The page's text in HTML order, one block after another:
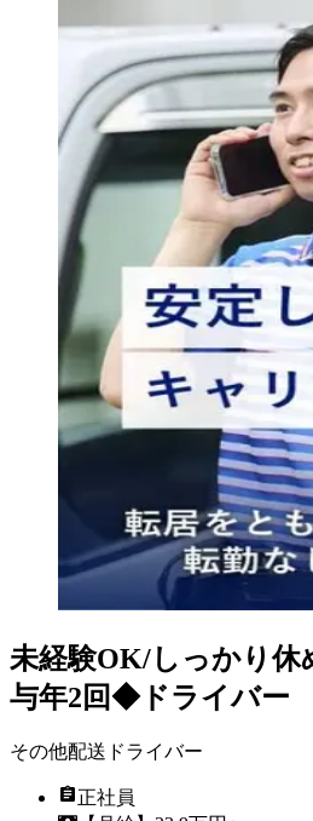
未経験OK/しっかり休
与年2回◆ドライバー
その他配送ドライバー
正社員